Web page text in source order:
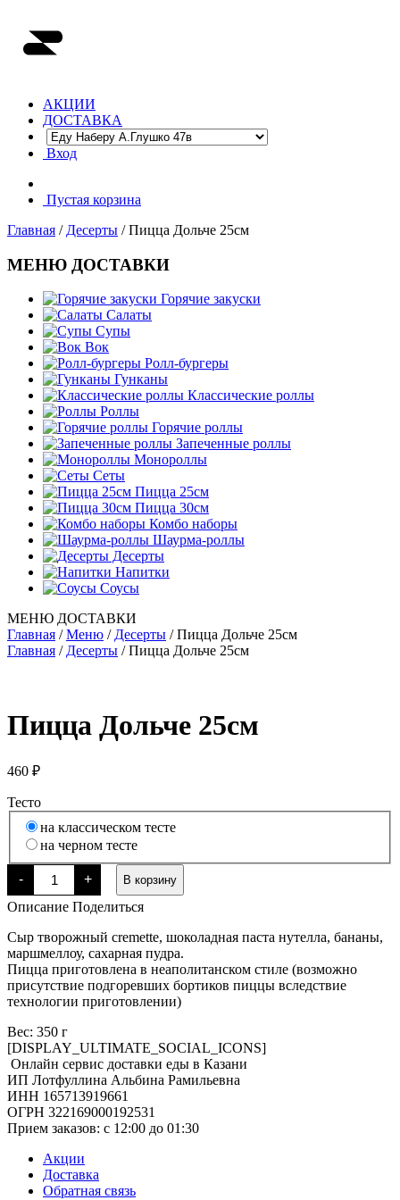
АКЦИИ
ДОСТАВКА
Вход
Пустая корзина
Главная / Десерты / Пицца Дольче 25см
МЕНЮ ДОСТАВКИ
Горячие закуски
Салаты
Супы
Вок
Ролл-бургеры
Гунканы
Классические роллы
Роллы
Горячие роллы
Запеченные роллы
Монороллы
Сеты
Пицца 25см
Пицца 30см
Комбо наборы
Шаурма-роллы
Десерты
Напитки
Соусы
МЕНЮ ДОСТАВКИ
Главная /Меню /Десерты /Пицца Дольче 25см
Главная /Десерты / Пицца Дольче 25см
Пицца Дольче 25см
460 ₽
Тесто
Пожалуйста,
выберите
вариантов:
на классическом тесте
на черном тесте
-
Количество
товара
Пицца
Дольче
+ В корзину
Описание Поделиться
Сыр творожный cremette, шоколадная паста нутелла, бананы,
маршмеллоу, сахарная пудра.
Пицца приготовлена в неаполитанском стиле (возможно
присутствие подгоревших бортиков пиццы вследствие
технологии приготовлении)
Вес: 350 г
[DISPLAY_ULTIMATE_SOCIAL_ICONS]
Онлайн сервис доставки еды в Казани
ИП Лотфуллина Альбина Рамильевна
ИНН 165713919661
ОГРН 322169000192531
Прием заказов: c 12:00 до 01:30
Акции
Доставка
Обратная связь